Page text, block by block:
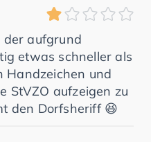
der aufgrund
etwas schneller als
Handzeichen und
StVZO aufzeigen zu
den Dorfsheriff 😆